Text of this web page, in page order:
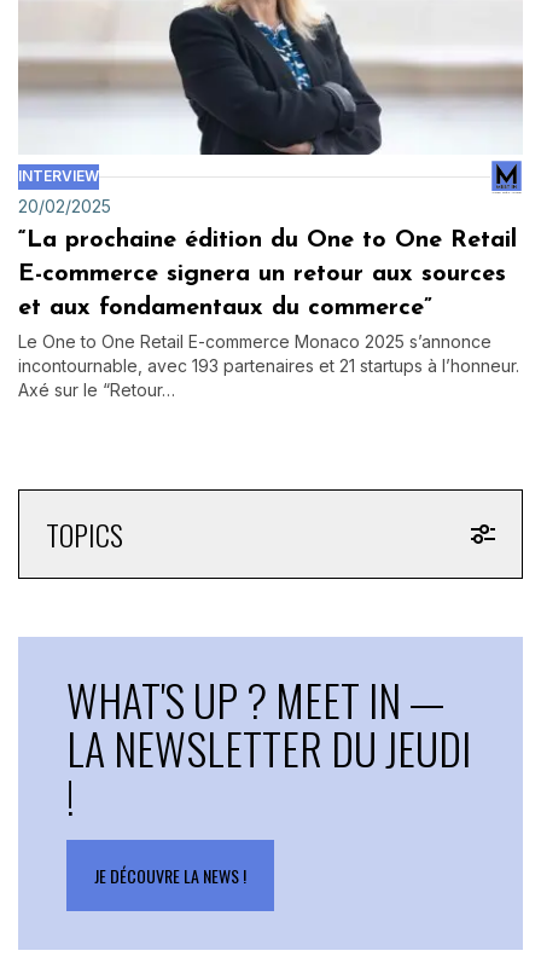
INTERVIEW
20/02/2025
“La prochaine édition du One to One Retail
E-commerce signera un retour aux sources
et aux fondamentaux du commerce”
Le One to One Retail E-commerce Monaco 2025 s’annonce
incontournable, avec 193 partenaires et 21 startups à l’honneur.
Axé sur le “Retour…
TOPICS
WHAT'S UP ? MEET IN —
LA NEWSLETTER DU JEUDI
!
JE DÉCOUVRE LA NEWS !